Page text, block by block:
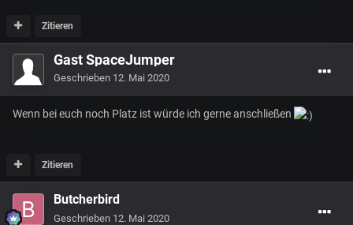
Zitieren
Gast SpaceJumper
Geschrieben 12. Mai 2020
Wenn bei euch noch Platz ist würde ich gerne anschließen
Zitieren
Butcherbird
Geschrieben 12. Mai 2020